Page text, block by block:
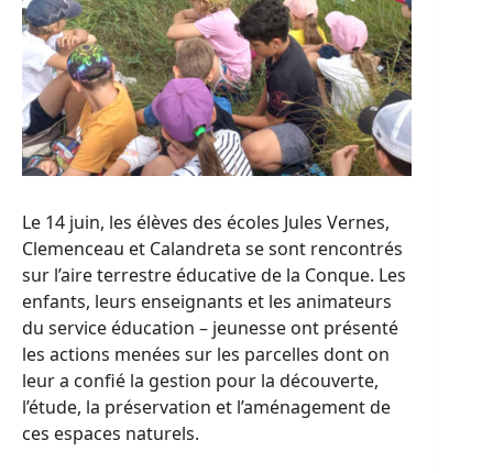
Le 14 juin, les élèves des écoles Jules Vernes,
Clemenceau et Calandreta se sont rencontrés
sur l’aire terrestre éducative de la Conque. Les
enfants, leurs enseignants et les animateurs
du service éducation – jeunesse ont présenté
les actions menées sur les parcelles dont on
leur a confié la gestion pour la découverte,
l’étude, la préservation et l’aménagement de
ces espaces naturels.